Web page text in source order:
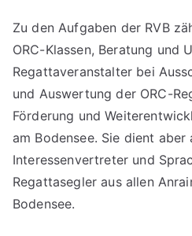
Zu den Aufgaben der RVB
ORC-Klassen, Beratung und
Regattaveranstalter bei
und Auswertung der ORC-
Förderung und
am Bodensee. Sie dient aber
Interessenvertreter und
Regattasegler aus allen
Bodensee.